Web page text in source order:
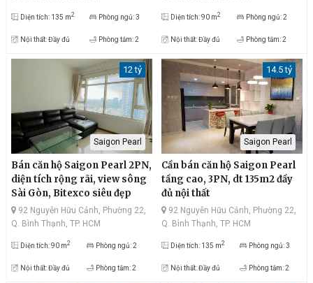
Diện tích: 135 m2 Phòng ngủ: 3
Nội thất: Đầy đủ Phòng tắm: 2
Diện tích: 90 m2 Phòng ngủ: 2
Nội thất: Đầy đủ Phòng tắm: 2
12 tỷ
Saigon Pearl
Bán căn hộ Saigon Pearl 2PN,
diện tích rộng rãi, view sông
Sài Gòn, Bitexco siêu đẹp
92 Nguyễn Hữu Cảnh, Phường 22,
Q. Bình Thạnh, TP. HCM
Diện tích: 90 m2 Phòng ngủ: 2
Nội thất: Đầy đủ Phòng tắm: 2
14.5 tỷ
Saigon Pearl
Cần bán căn hộ Saigon Pearl
tầng cao, 3PN, dt 135m2 đầy
đủ nội thất
92 Nguyễn Hữu Cảnh, Phường 22,
Q. Bình Thạnh, TP. HCM
Diện tích: 135 m2 Phòng ngủ: 3
Nội thất: Đầy đủ Phòng tắm: 2